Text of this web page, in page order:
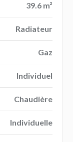
39.6 m²
Radiateur
Gaz
Individuel
Chaudière
Individuelle